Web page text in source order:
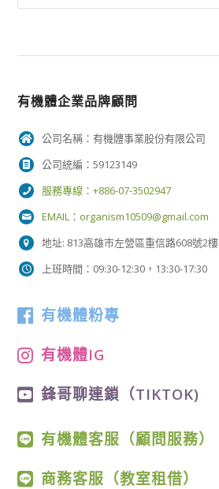
有機體企業品牌顧問
公司名稱：有機體事業股份有限公司
公司統編：59123149
服務專線：+886-07-3502947
EMAIL： organism10509@gmail.com
地址: 813高雄市左營區重信路608號2樓
上班時間：09:30-12:30，13:30-17:30
有機體粉專
有機體IG
鋒哥聊連鎖（TIKTOK)
有機體客服（顧問服務）
商務客服（教室租借）